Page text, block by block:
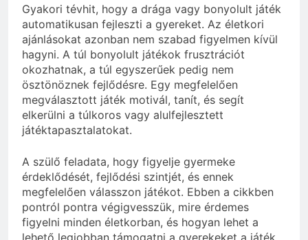
Gyakori tévhit, hogy a drága vagy bonyolult játék
automatikusan fejleszti a gyereket. Az életkori
ajánlásokat azonban nem szabad figyelmen kívül
hagyni. A túl bonyolult játékok frusztrációt
okozhatnak, a túl egyszerűek pedig nem
ösztönöznek fejlődésre. Egy megfelelően
megválasztott játék motivál, tanít, és segít
elkerülni a túlkoros vagy alulfejlesztett
játéktapasztalatokat.
A szülő feladata, hogy figyelje gyermeke
érdeklődését, fejlődési szintjét, és ennek
megfelelően válasszon játékot. Ebben a cikkben
pontról pontra végigvesszük, mire érdemes
figyelni minden életkorban, és hogyan lehet a
lehető legjobban támogatni a gyerekeket a játék